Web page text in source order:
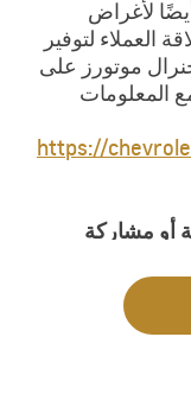
لأغراض
العملاء لتوفير
موتورز على
المعلومات
https://
أو مشاركة